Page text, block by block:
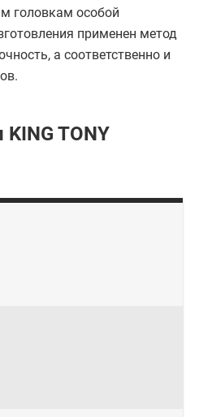
головкам особой
применен метод
а соответственно и
TONY